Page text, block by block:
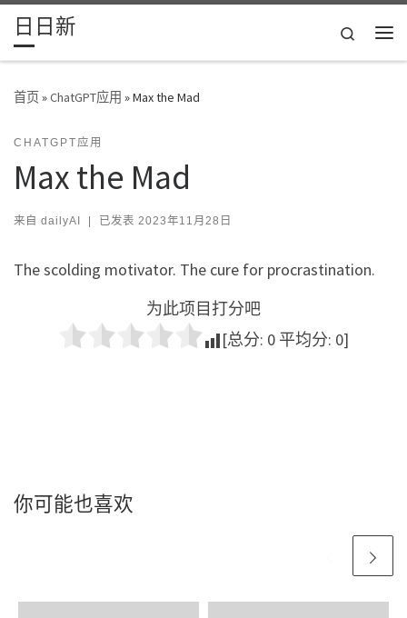
Skip to content
日日新
Search
首页»ChatGPT应用 »Max the Mad
CHATGPT应用
Max the Mad
来自 dailyAI | 已发表 2023年11月28日
The scolding motivator. The cure for procrastination.
为此项目打分吧
[总分: 0 平均分: 0]
你可能也喜欢